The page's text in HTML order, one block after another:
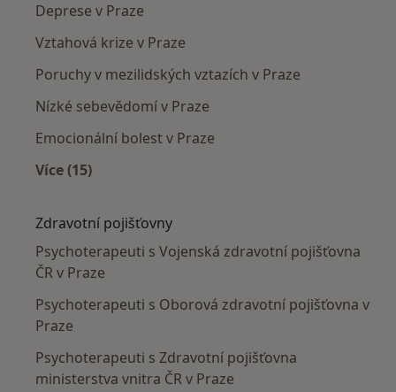
Deprese v Praze
Vztahová krize v Praze
Poruchy v mezilidských vztazích v Praze
Nízké sebevědomí v Praze
Emocionální bolest v Praze
Více (15)
Zdravotní pojišťovny
Psychoterapeuti s Vojenská zdravotní pojišťovna
ČR v Praze
Psychoterapeuti s Oborová zdravotní pojišťovna v
Praze
Psychoterapeuti s Zdravotní pojišťovna
ministerstva vnitra ČR v Praze